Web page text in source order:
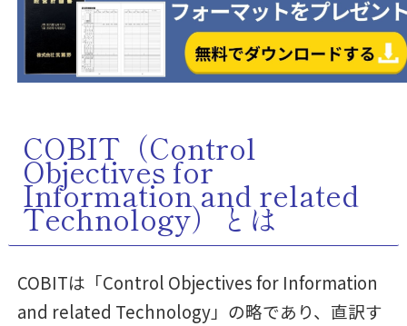
COBIT（Control
Objectives for
Information and related
Technology）とは
COBITは「Control Objectives for Information
and related Technology」の略であり、直訳す